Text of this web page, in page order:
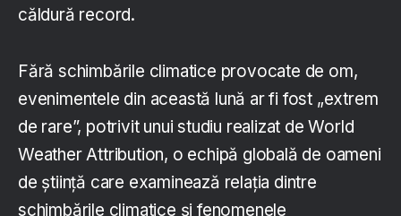
căldură record.
Fără schimbările climatice provocate de om,
evenimentele din această lună ar fi fost „extrem
de rare”, potrivit unui studiu realizat de World
Weather Attribution, o echipă globală de oameni
de știință care examinează relația dintre
schimbările climatice și fenomenele